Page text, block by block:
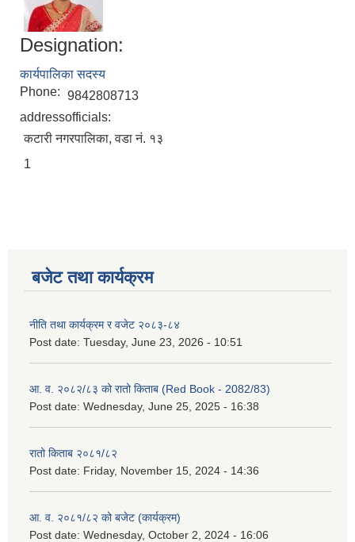
Designation:
कार्यपालिका सदस्य
Phone: 9842808713
addressofficials:
कटारी नगरपालिका, वडा नं. १३
1
बजेट तथा कार्यक्रम
नीति तथा कार्यक्रम र वजेट २०८३-८४
Post date: Tuesday, June 23, 2026 - 10:51
आ. व. २०८२/८३ को रातो किताब (Red Book - 2082/83)
Post date: Wednesday, June 25, 2025 - 16:38
रातो किताब २०८१/८२
Post date: Friday, November 15, 2024 - 14:36
आ. व. २०८१/८२ को बजेट (कार्यक्रम)
Post date: Wednesday, October 2, 2024 - 16:06